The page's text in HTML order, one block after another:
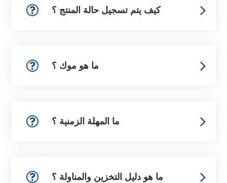
كيف يتم تسجيل حالة المنتج ؟
ما هو موك ؟
ما المهلة الزمنية ؟
ما هو دليل التخزين والمناولة ؟